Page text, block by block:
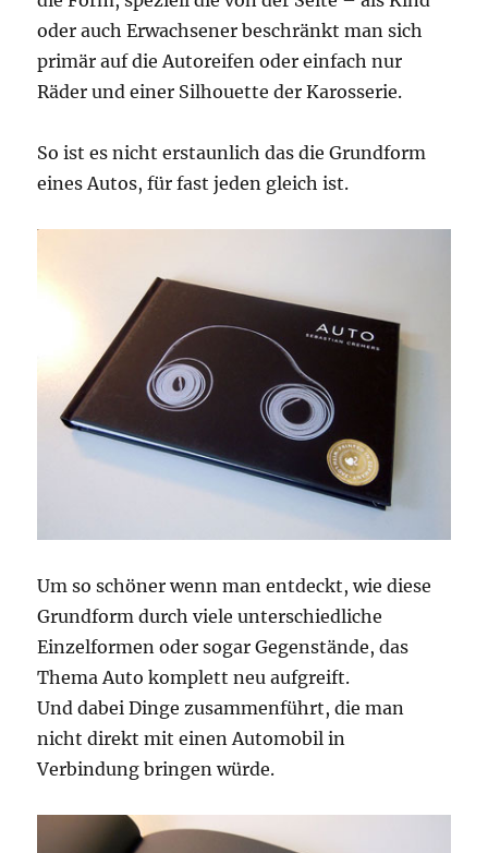
oder auch Erwachsener beschränkt man sich
primär auf die Autoreifen oder einfach nur
Räder und einer Silhouette der Karosserie.
So ist es nicht erstaunlich das die Grundform
eines Autos, für fast jeden gleich ist.
Um so schöner wenn man entdeckt, wie diese
Grundform durch viele unterschiedliche
Einzelformen oder sogar Gegenstände, das
Thema Auto komplett neu aufgreift.
Und dabei Dinge zusammenführt, die man
nicht direkt mit einen Automobil in
Verbindung bringen würde.